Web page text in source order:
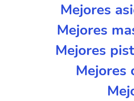
Mejores
Mejores
Mejores
Mejores